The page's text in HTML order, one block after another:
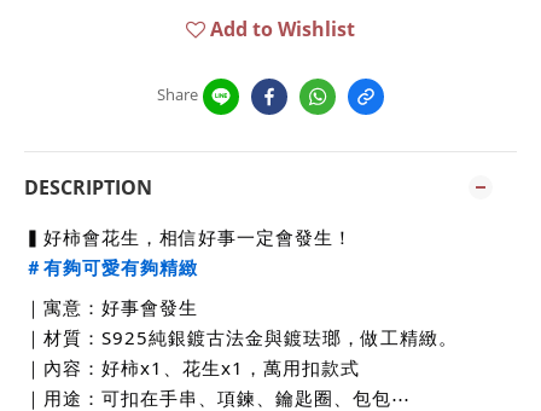
Add to Wishlist
Share
DESCRIPTION
▍好柿會花生，相信好事一定會發生！
＃有夠可愛有夠精緻
｜寓意：好事會發生
｜材質：S925純銀鍍古法金與鍍珐瑯，做工精緻。
｜內容：好柿x1、花生x1，萬用扣款式
｜用途：可扣在手串、項鍊、鑰匙圈、包包⋯